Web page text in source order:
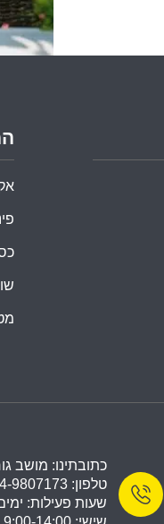
כתובתינו: מושב
טלפון: 04-9807173 | פקס: 04-8550248
שעות פעילות: ימים א׳-